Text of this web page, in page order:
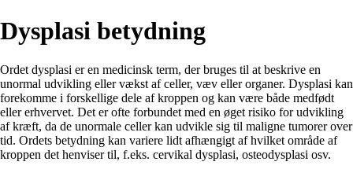
Dysplasi betydning
Ordet dysplasi er en medicinsk term, der bruges til at beskrive en
unormal udvikling eller vækst af celler, væv eller organer. Dysplasi kan
forekomme i forskellige dele af kroppen og kan være både medfødt
eller erhvervet. Det er ofte forbundet med en øget risiko for udvikling
af kræft, da de unormale celler kan udvikle sig til maligne tumorer over
tid. Ordets betydning kan variere lidt afhængigt af hvilket område af
kroppen det henviser til, f.eks. cervikal dysplasi, osteodysplasi osv.